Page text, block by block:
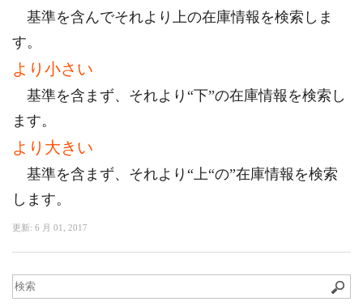
基準を含んでそれより上の在庫情報を検索しま
す。
より小さい
基準を含まず、それより“下”の在庫情報を検索し
ます。
より大きい
基準を含まず、それより“上“の”在庫情報を検索
します。
更新: 6 月 01, 2017